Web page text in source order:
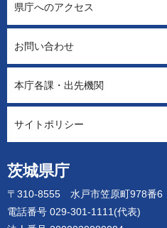
茨城県庁
〒310-8555 水戸市笠原町978番6
電話番号 029-301-1111(代表)
県庁へのアクセス
お問い合わせ
本庁各課・出先機関
サイトポリシー